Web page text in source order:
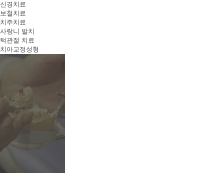
신경치료
보철치료
치주치료
사랑니 발치
턱관절 치료
치아교정성형